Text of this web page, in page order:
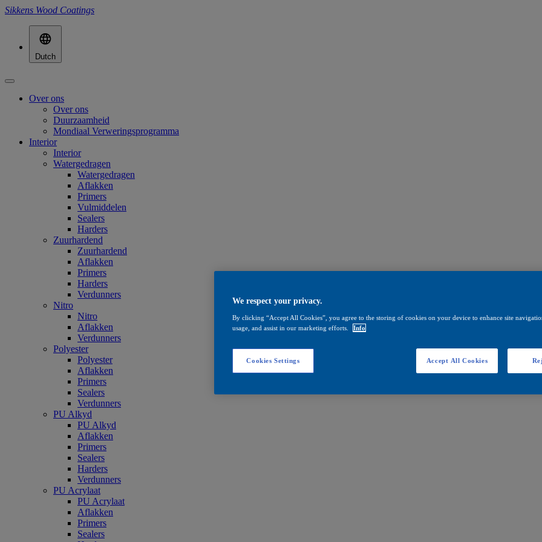
Sikkens Wood Coatings
Dutch
Over ons
Over ons
Duurzaamheid
Mondiaal Verweringsprogramma
Interior
Interior
Watergedragen
Watergedragen
Aflakken
Primers
Vulmiddelen
Sealers
Harders
Zuurhardend
Zuurhardend
Aflakken
Primers
Harders
Verdunners
Nitro
Nitro
Aflakken
Verdunners
Polyester
Polyester
Aflakken
Primers
Sealers
Verdunners
PU Alkyd
PU Alkyd
Aflakken
Primers
Sealers
Harders
Verdunners
PU Acrylaat
PU Acrylaat
Aflakken
Primers
Sealers
We respect your privacy.
By clicking “Accept All Cookies”, you agree to the storing of cookies on your device to enhance site
usage, and assist in our marketing efforts.
Info
Cookies Settings Accept All Cookies